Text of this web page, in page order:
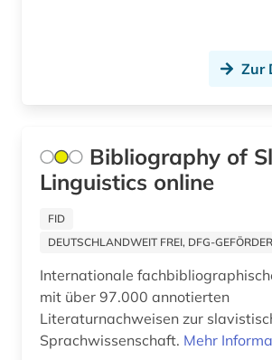
ungarisch (1)
weltsprache (1)
westfriesisch (1)
Zur
Bibliography of
Linguistics online
FID
DEUTSCHLANDWEIT FREI, DFG-
Internationale
mit über 97.000 annotierten
Literaturnachweisen zur
Sprachwissenschaft. Mehr